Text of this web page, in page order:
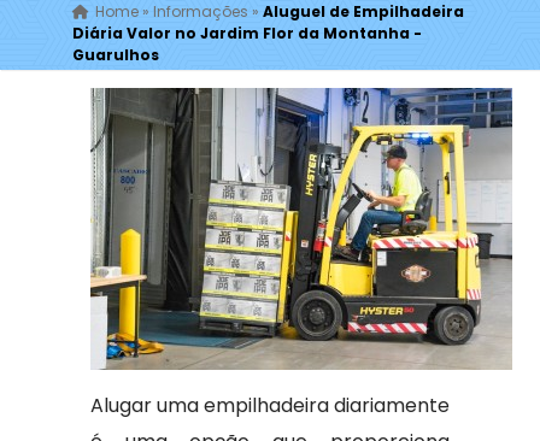
Home» Informações » Aluguel de Empilhadeira
Diária Valor no Jardim Flor da Montanha -
Guarulhos
Alugar uma empilhadeira diariamente